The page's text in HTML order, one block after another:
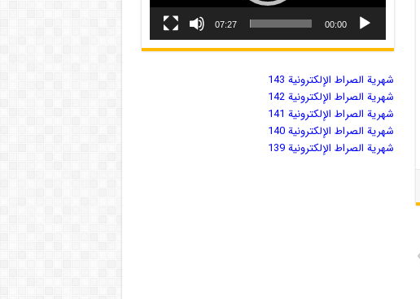
00:00
07:27
شهریة الصراط الإلكترونية 143
شهریة الصراط الإلكترونية 142
شهریة الصراط الإلكترونية 141
شهریة الصراط الإلكترونية 140
شهریة الصراط الإلكترونية 139